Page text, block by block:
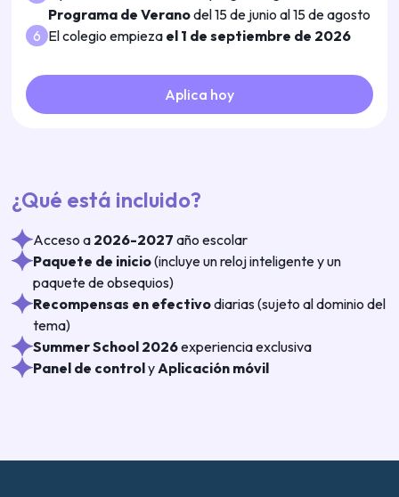
¿Qué está incluido?
Acceso a 2026-2027 año escolar
Paquete de inicio(incluye un reloj inteligente y un
paquete de obsequios)
Recompensas en efectivodiarias (sujeto al dominio del
tema)
Summer School 2026experiencia exclusiva
Panel de controly Aplicación móvil
Programa de Veranodel 15 de junio al 15 de agosto
6 El colegio empieza el 1 de septiembre de 2026
Aplica hoy